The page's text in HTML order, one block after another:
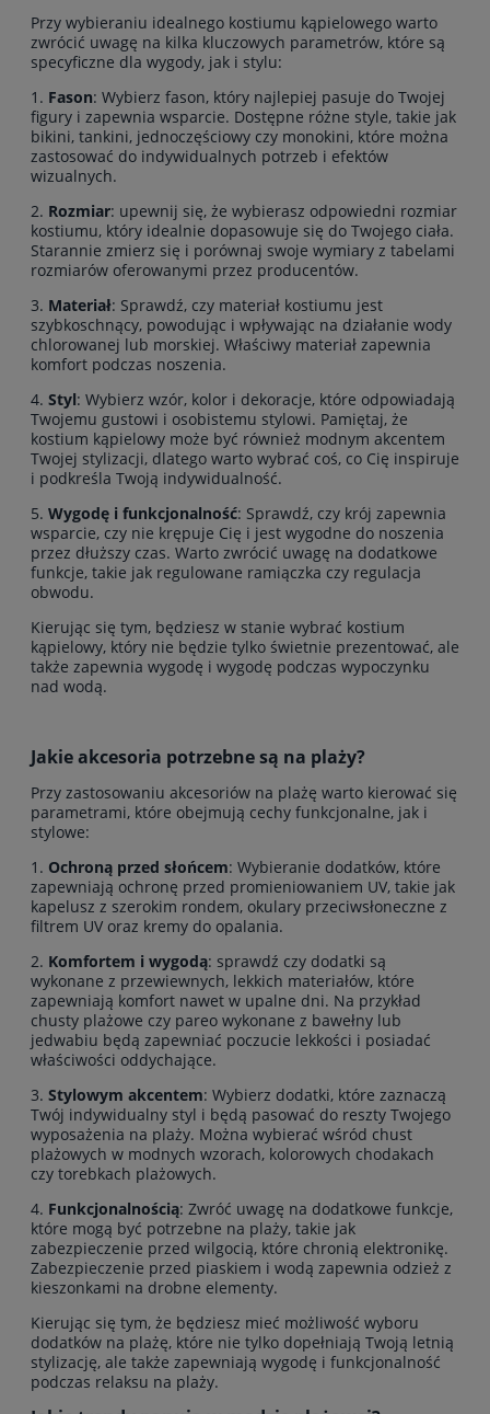
Przy wybieraniu idealnego kostiumu kąpielowego warto
zwrócić uwagę na kilka kluczowych parametrów, które są
specyficzne dla wygody, jak i stylu:
1. Fason: Wybierz fason, który najlepiej pasuje do Twojej
figury i zapewnia wsparcie. Dostępne różne style, takie jak
bikini, tankini, jednoczęściowy czy monokini, które można
zastosować do indywidualnych potrzeb i efektów
wizualnych.
2. Rozmiar: upewnij się, że wybierasz odpowiedni rozmiar
kostiumu, który idealnie dopasowuje się do Twojego ciała.
Starannie zmierz się i porównaj swoje wymiary z tabelami
rozmiarów oferowanymi przez producentów.
3. Materiał: Sprawdź, czy materiał kostiumu jest
szybkoschnący, powodując i wpływając na działanie wody
chlorowanej lub morskiej. Właściwy materiał zapewnia
komfort podczas noszenia.
4. Styl: Wybierz wzór, kolor i dekoracje, które odpowiadają
Twojemu gustowi i osobistemu stylowi. Pamiętaj, że
kostium kąpielowy może być również modnym akcentem
Twojej stylizacji, dlatego warto wybrać coś, co Cię inspiruje
i podkreśla Twoją indywidualność.
5. Wygodę i funkcjonalność: Sprawdź, czy krój zapewnia
wsparcie, czy nie krępuje Cię i jest wygodne do noszenia
przez dłuższy czas. Warto zwrócić uwagę na dodatkowe
funkcje, takie jak regulowane ramiączka czy regulacja
obwodu.
Kierując się tym, będziesz w stanie wybrać kostium
kąpielowy, który nie będzie tylko świetnie prezentować, ale
także zapewnia wygodę i wygodę podczas wypoczynku
nad wodą.
Jakie akcesoria potrzebne są na plaży?
Przy zastosowaniu akcesoriów na plażę warto kierować się
parametrami, które obejmują cechy funkcjonalne, jak i
stylowe:
1. Ochroną przed słońcem: Wybieranie dodatków, które
zapewniają ochronę przed promieniowaniem UV, takie jak
kapelusz z szerokim rondem, okulary przeciwsłoneczne z
filtrem UV oraz kremy do opalania.
2. Komfortem i wygodą: sprawdź czy dodatki są
wykonane z przewiewnych, lekkich materiałów, które
zapewniają komfort nawet w upalne dni. Na przykład
chusty plażowe czy pareo wykonane z bawełny lub
jedwabiu będą zapewniać poczucie lekkości i posiadać
właściwości oddychające.
3. Stylowym akcentem: Wybierz dodatki, które zaznaczą
Twój indywidualny styl i będą pasować do reszty Twojego
wyposażenia na plaży. Można wybierać wśród chust
plażowych w modnych wzorach, kolorowych chodakach
czy torebkach plażowych.
4. Funkcjonalnością: Zwróć uwagę na dodatkowe funkcje,
które mogą być potrzebne na plaży, takie jak
zabezpieczenie przed wilgocią, które chronią elektronikę.
Zabezpieczenie przed piaskiem i wodą zapewnia odzież z
kieszonkami na drobne elementy.
Kierując się tym, że będziesz mieć możliwość wyboru
dodatków na plażę, które nie tylko dopełniają Twoją letnią
stylizację, ale także zapewniają wygodę i funkcjonalność
podczas relaksu na plaży.